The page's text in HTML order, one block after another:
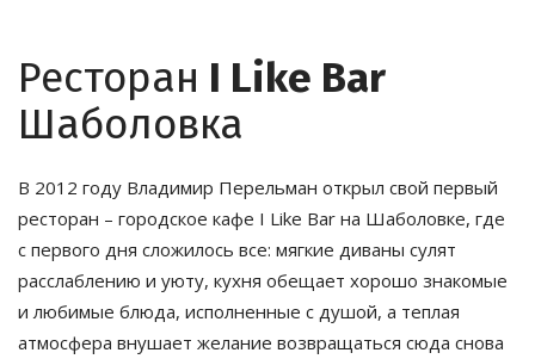
Ресторан I Like Bar
Шаболовка
В 2012 году Владимир Перельман открыл свой первый
ресторан – городское кафе I Like Bar на Шаболовке, где
c первого дня сложилось все: мягкие диваны сулят
расслаблению и уюту, кухня обещает хорошо знакомые
и любимые блюда, исполненные с душой, а теплая
атмосфера внушает желание возвращаться сюда снова